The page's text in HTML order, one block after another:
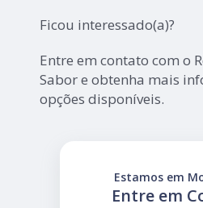
Ficou interessado(a)?
Entre em contato com o
Sabor e obtenha mais
opções disponíveis.
Entre em
Estamos em